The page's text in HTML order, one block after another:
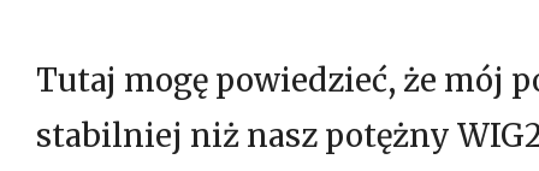
Tutaj mogę powiedzieć, że mój
stabilniej niż nasz potężny